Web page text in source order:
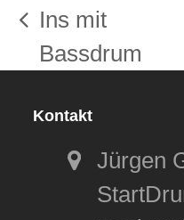
vorheriger
Beitrag:
Ins mit
Bassdrum
Kontakt
Jürgen